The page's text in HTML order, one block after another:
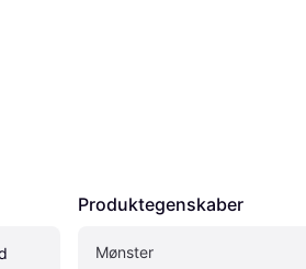
Produktegenskaber
Mønster